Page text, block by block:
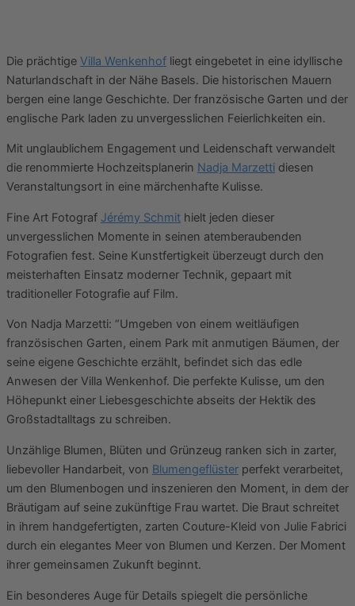
Die prächtige Villa Wenkenhof liegt eingebetet in eine idyllische
Naturlandschaft in der Nähe Basels. Die historischen Mauern
bergen eine lange Geschichte. Der französische Garten und der
englische Park laden zu unvergesslichen Feierlichkeiten ein.
Mit unglaublichem Engagement und Leidenschaft verwandelt
die renommierte Hochzeitsplanerin Nadja Marzetti diesen
Veranstaltungsort in eine märchenhafte Kulisse.
Fine Art Fotograf Jérémy Schmit hielt jeden dieser
unvergesslichen Momente in seinen atemberaubenden
Fotografien fest. Seine Kunstfertigkeit überzeugt durch den
meisterhaften Einsatz moderner Technik, gepaart mit
traditioneller Fotografie auf Film.
Von Nadja Marzetti: “Umgeben von einem weitläufigen
französischen Garten, einem Park mit anmutigen Bäumen, der
seine eigene Geschichte erzählt, befindet sich das edle
Anwesen der Villa Wenkenhof. Die perfekte Kulisse, um den
Höhepunkt einer Liebesgeschichte abseits der Hektik des
Großstadtalltags zu schreiben.
Unzählige Blumen, Blüten und Grünzeug ranken sich in zarter,
liebevoller Handarbeit, von Blumengeflüster perfekt verarbeitet,
um den Blumenbogen und inszenieren den Moment, in dem der
Bräutigam auf seine zukünftige Frau wartet. Die Braut schreitet
in ihrem handgefertigten, zarten Couture-Kleid von Julie Fabrici
durch ein elegantes Meer von Blumen und Kerzen. Der Moment
ihrer gemeinsamen Zukunft beginnt.
Ein besonderes Auge für Details spiegelt die persönliche